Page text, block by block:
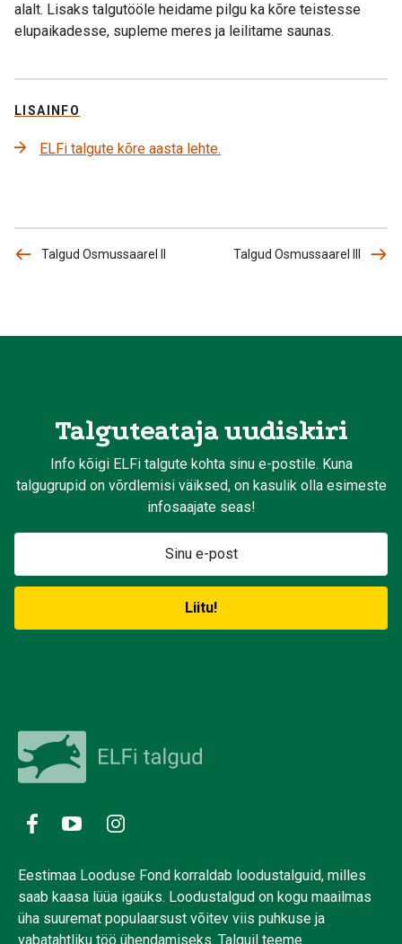
alalt. Lisaks talgutööle heidame pilgu ka kõre teistesse
elupaikadesse, supleme meres ja leilitame saunas.
LISAINFO
ELFi talgute kõre aasta lehte.
Talgud Osmussaarel II Talgud Osmussaarel III
Talguteataja uudiskiri
Info kõigi ELFi talgute kohta sinu e-postile. Kuna
talgugrupid on võrdlemisi väiksed, on kasulik olla esimeste
infosaajate seas!
Eestimaa Looduse Fond korraldab loodustalguid, milles
saab kaasa lüüa igaüks. Loodustalgud on kogu maailmas
üha suuremat populaarsust võitev viis puhkuse ja
vabatahtliku töö ühendamiseks. Talguil teeme